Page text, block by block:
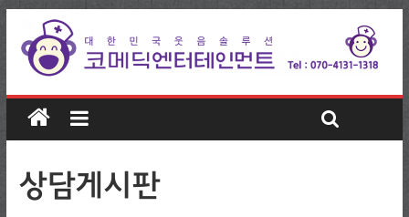
상담게시판